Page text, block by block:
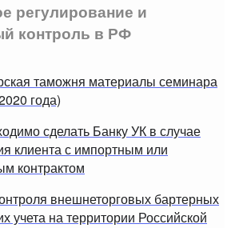
регулирование и
контроль в РФ
таможня материалы семинара
года)
сделать Банку УК в случае
клиента с импортным или
контрактом
внешнеторговых бартерных
учета на территории Российской